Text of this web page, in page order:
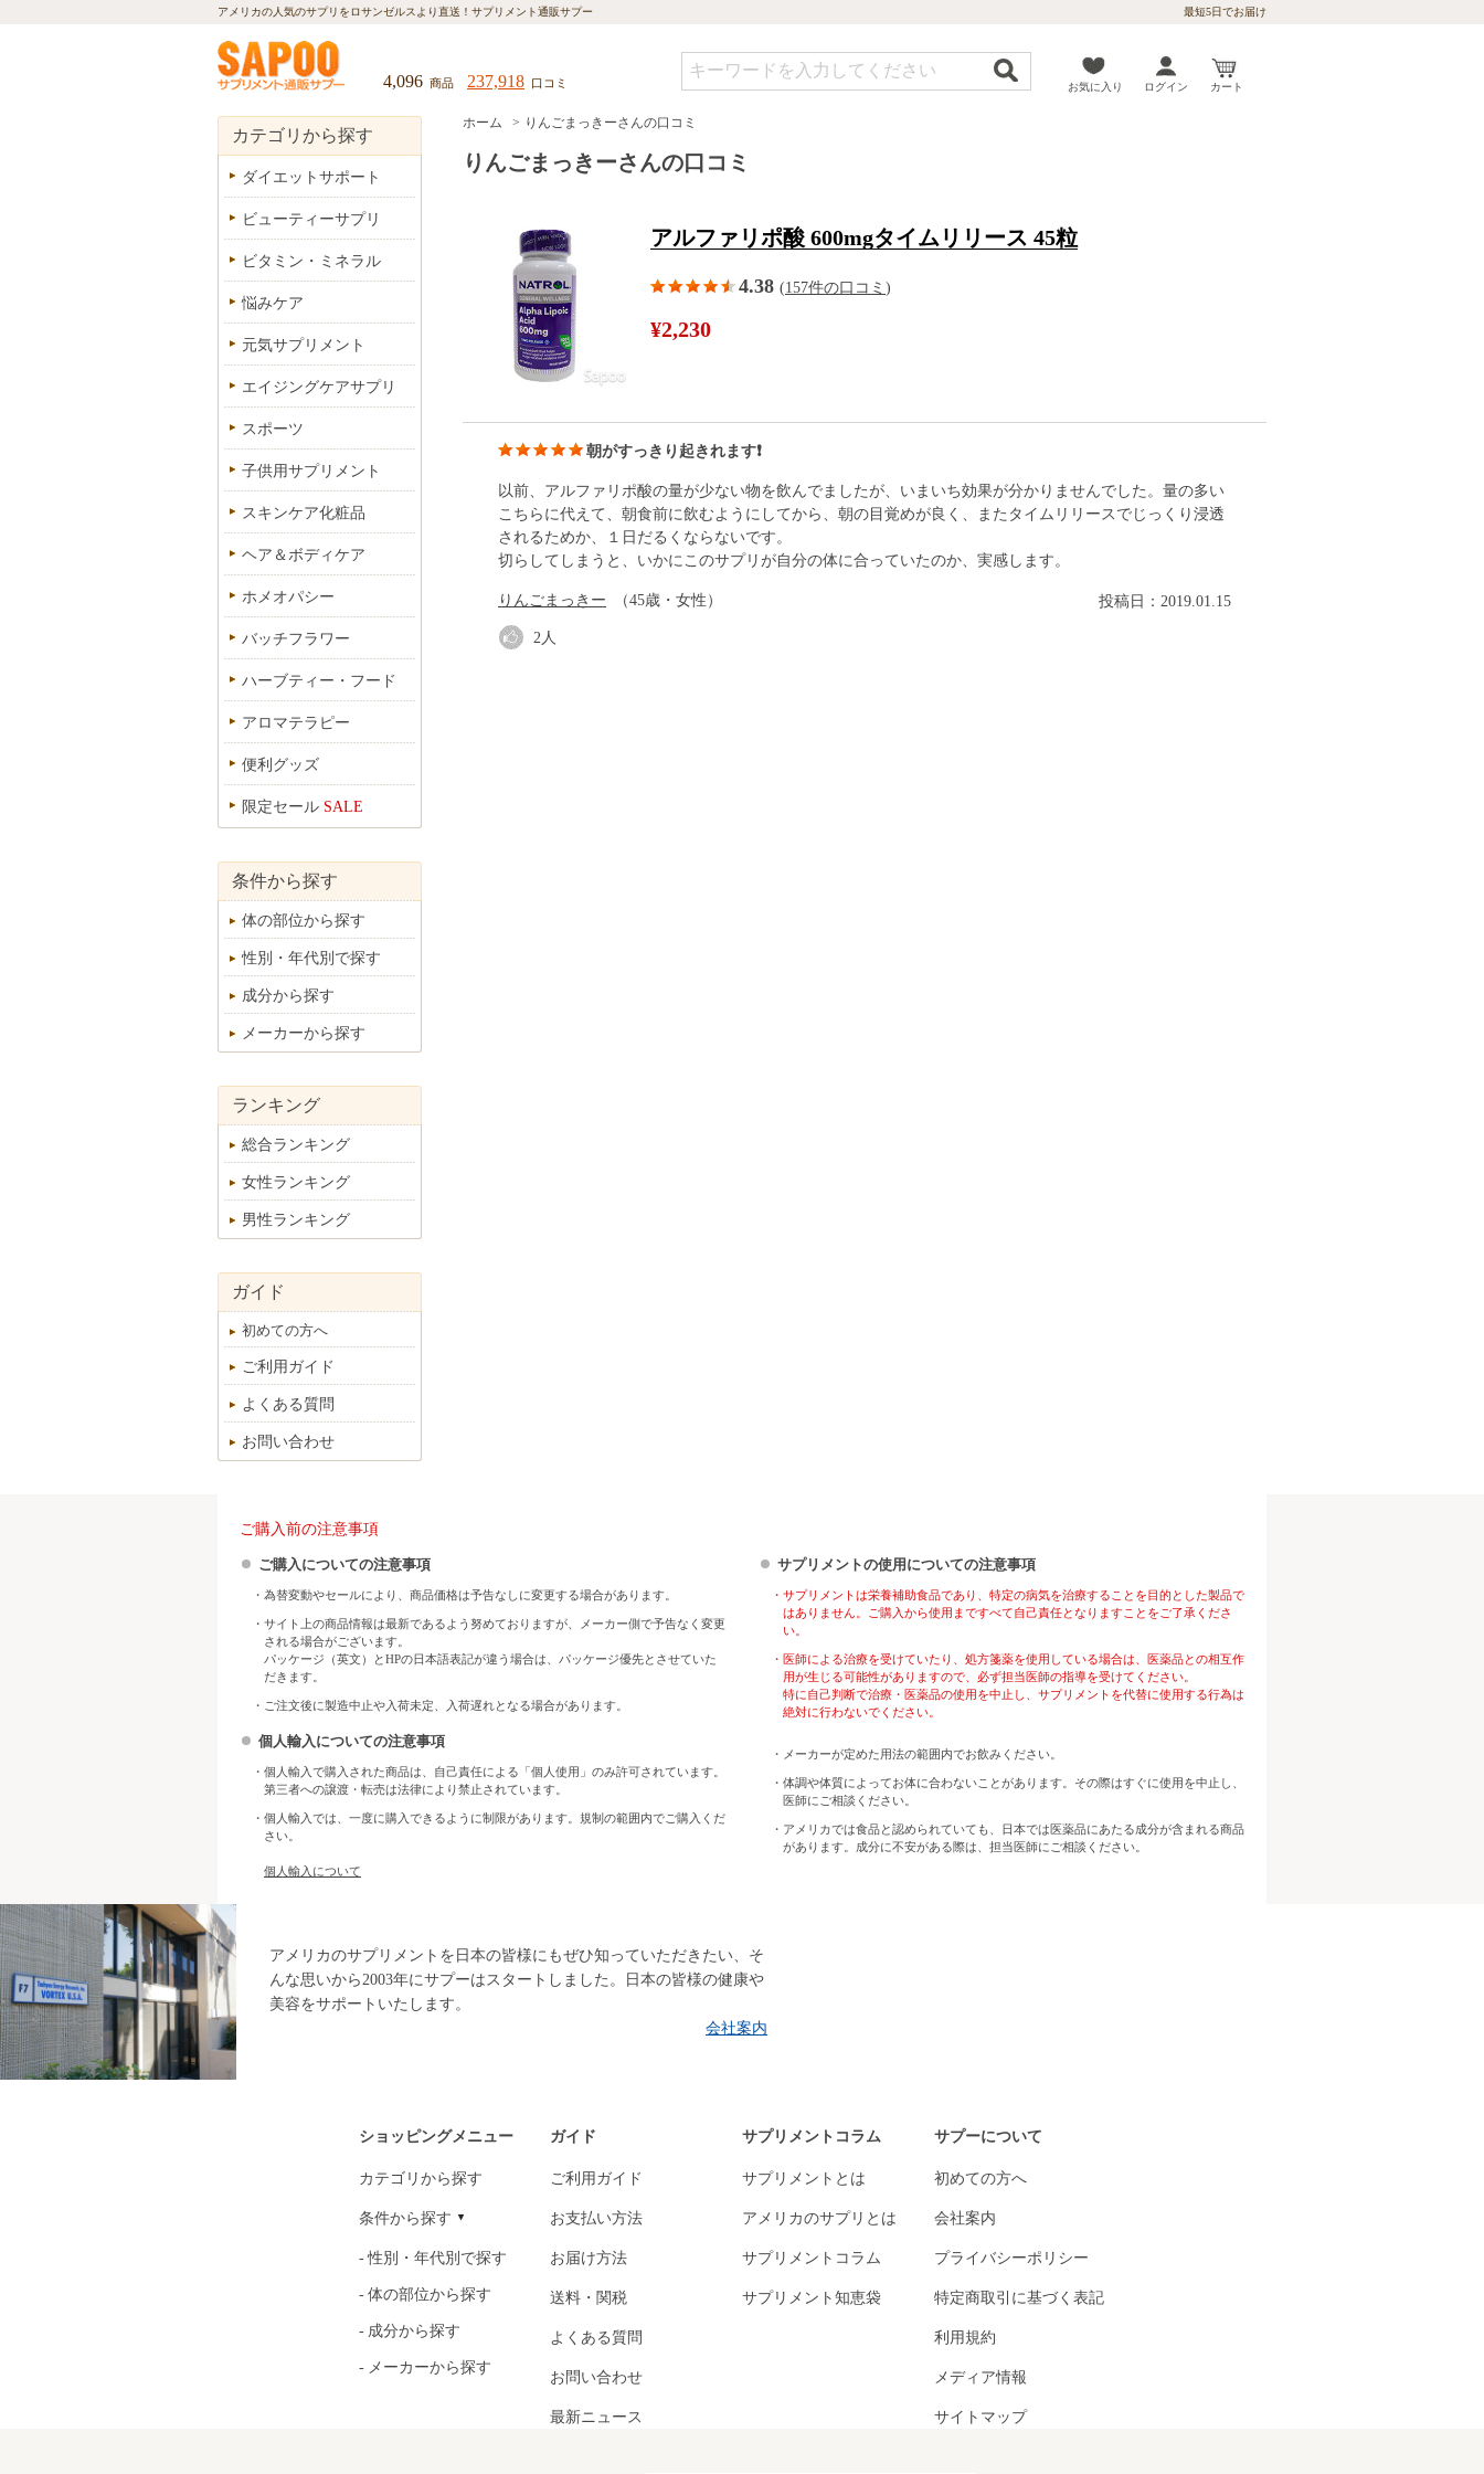
アメリカの人気のサプリをロサンゼルスより直送！ サプリメント通販サプー 最短5日でお届け
4,096 商品 237,918 口コミ お気に入り ログイン カート
ホーム りんごまっきーさんの口コミ
りんごまっきーさんの口コミ
アルファリポ酸 600mgタイムリリース 45粒
4.38 (157件の口コミ )
¥2,230
朝がすっきり起きれます❗
以前、アルファリポ酸の量が少ない物を飲んでましたが、いまいち効果が分かりませんでした。量の多い
こちらに代えて、朝食前に飲むようにしてから、朝の目覚めが良く、またタイムリリースでじっくり浸透
されるためか、１日だるくならないです。
切らしてしまうと、いかにこのサプリが自分の体に合っていたのか、実感します。
投稿日：2019.01.15
りんごまっきー （45歳・女性）
2人
カテゴリから探す
ダイエットサポート
ビューティーサプリ
ビタミン・ミネラル
悩みケア
元気サプリメント
エイジングケアサプリ
スポーツ
子供用サプリメント
スキンケア化粧品
ヘア＆ボディケア
ホメオパシー
バッチフラワー
ハーブティー・フード
アロマテラピー
便利グッズ
限定セール SALE
条件から探す
体の部位から探す
性別・年代別で探す
成分から探す
メーカーから探す
ランキング
総合ランキング
女性ランキング
男性ランキング
ガイド
初めての方へ
ご利用ガイド
よくある質問
お問い合わせ
ご購入前の注意事項
ご購入についての注意事項
・為替変動やセールにより、商品価格は予告なしに変更する場合があります。
・サイト上の商品情報は最新であるよう努めておりますが、メーカー側で予告なく変更
される場合がございます。
パッケージ（英文）とHPの日本語表記が違う場合は、パッケージ優先とさせていた
だきます。
・ご注文後に製造中止や入荷未定、入荷遅れとなる場合があります。
個人輸入についての注意事項
・個人輸入で購入された商品は、自己責任による「個人使用」のみ許可されています。
第三者への譲渡・転売は法律により禁止されています。
・個人輸入では、一度に購入できるように制限があります。規制の範囲内でご購入くだ
さい。
個人輸入について
サプリメントの使用についての注意事項
・サプリメントは栄養補助食品であり、特定の病気を治療することを目的とした製品で
はありません。ご購入から使用まですべて自己責任となりますことをご了承くださ
い。
・医師による治療を受けていたり、処方箋薬を使用している場合は、医薬品との相互作
用が生じる可能性がありますので、必ず担当医師の指導を受けてください。
特に自己判断で治療・医薬品の使用を中止し、サプリメントを代替に使用する行為は
絶対に行わないでください。
・メーカーが定めた用法の範囲内でお飲みください。
・体調や体質によってお体に合わないことがあります。その際はすぐに使用を中止し、
医師にご相談ください。
・アメリカでは食品と認められていても、日本では医薬品にあたる成分が含まれる商品
があります。成分に不安がある際は、担当医師にご相談ください。
アメリカのサプリメントを日本の皆様にもぜひ知っていただきたい、そ
んな思いから2003年にサプーはスタートしました。日本の皆様の健康や
美容をサポートいたします。
会社案内
ショッピングメニュー
カテゴリから探す
条件から探す
性別・年代別で探す
体の部位から探す
成分から探す
メーカーから探す
ガイド
ご利用ガイド
お支払い方法
お届け方法
送料・関税
よくある質問
お問い合わせ
最新ニュース
サプリメントコラム
サプリメントとは
アメリカのサプリとは
サプリメントコラム
サプリメント知恵袋
サプーについて
初めての方へ
会社案内
プライバシーポリシー
特定商取引に基づく表記
利用規約
メディア情報
サイトマップ